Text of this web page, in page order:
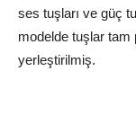
ses tuşları ve güç
modelde tuşlar tam
yerleştirilmiş.